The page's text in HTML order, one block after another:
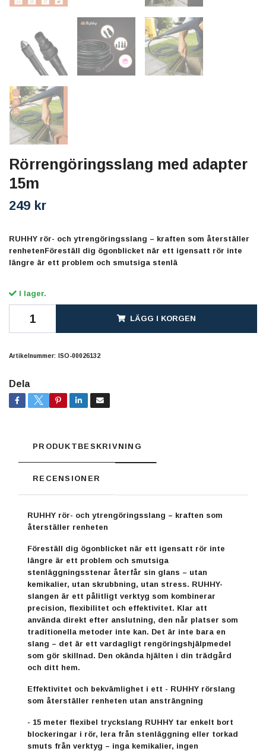
Rörrengöringsslang med adapter
15m
249 kr
RUHHY rör- och ytrengöringsslang – kraften som återställer
renhetenFöreställ dig ögonblicket när ett igensatt rör inte
längre är ett problem och smutsiga stenlä
I lager.
LÄGG I KORGEN
Artikelnummer: ISO-00026132
Dela
PRODUKTBESKRIVNING
RECENSIONER
RUHHY rör- och ytrengöringsslang – kraften som
återställer renheten
Föreställ dig ögonblicket när ett igensatt rör inte
längre är ett problem och smutsiga
stenläggningsstenar återfår sin glans – utan
kemikalier, utan skrubbning, utan stress. RUHHY-
slangen är ett pålitligt verktyg som kombinerar
precision, flexibilitet och effektivitet. Klar att
använda direkt efter anslutning, den når platser som
traditionella metoder inte kan. Det är inte bara en
slang – det är ett vardagligt rengöringshjälpmedel
som gör skillnad. Den okända hjälten i din trädgård
och ditt hem.
Effektivitet och bekvämlighet i ett - RUHHY rörslang
som återställer renheten utan ansträngning
- 15 meter flexibel tryckslang RUHHY tar enkelt bort
blockeringar i rör, lera från stenläggning eller torkad
smuts från verktyg – inga kemikalier, ingen